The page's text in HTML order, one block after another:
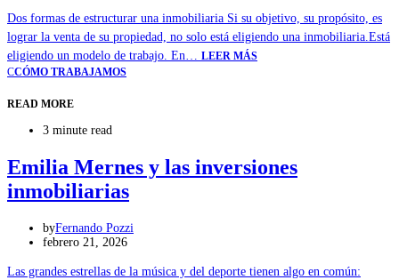
Dos formas de estructurar una inmobiliaria Si su objetivo, su propósito, es
lograr la venta de su propiedad, no solo está eligiendo una inmobiliaria.Está
eligiendo un modelo de trabajo. En… LEER MÁS
CCÓMO TRABAJAMOS
READ MORE
3 minute read
Emilia Mernes y las inversiones
inmobiliarias
byFernando Pozzi
febrero 21, 2026
Las grandes estrellas de la música y del deporte tienen algo en común: